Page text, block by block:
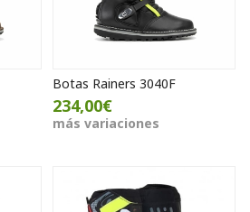
Botas Rainers 3040F
234,00€
más variaciones